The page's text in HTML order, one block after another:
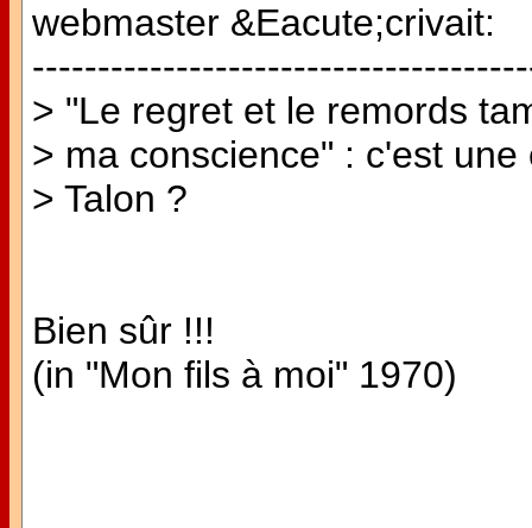
webmaster &Eacute;crivait:
> "Le regret et le remords
> ma conscience" : c'est une
> Talon ?
Bien sûr !!!
(in "Mon fils à moi" 1970)